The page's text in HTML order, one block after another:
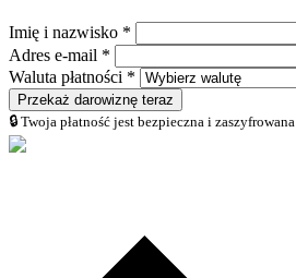
Imię i nazwisko *
Adres e-mail *
Waluta płatności *
Przekaż darowiznę teraz
🔒 Twoja płatność jest bezpieczna i zaszyfrowana